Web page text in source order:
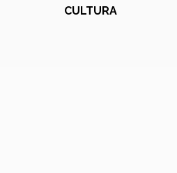
CULTURA